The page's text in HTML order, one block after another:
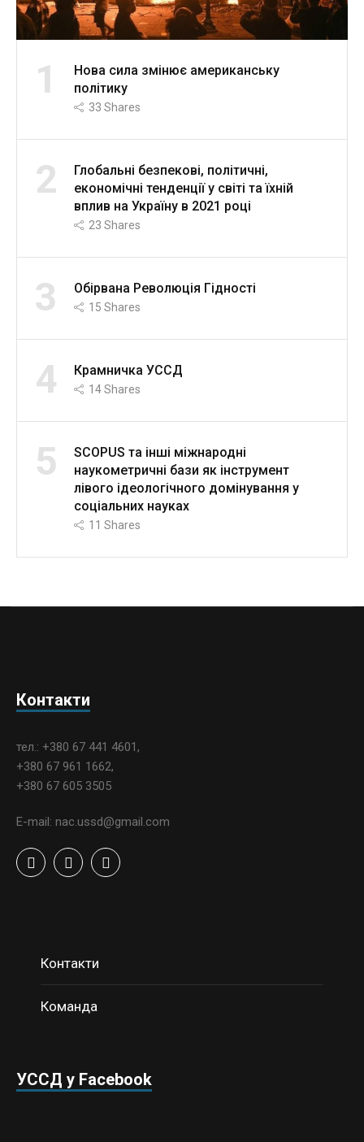
1
Нова сила змінює американську
політику
33 Shares
2
Глобальні безпекові, політичні,
економічні тенденції у світі та їхній
вплив на Україну в 2021 році
23 Shares
3 Обірвана Революція Гідності
15 Shares
4 Крамничка УССД
14Shares
5
SCOPUS та інші міжнародні
наукометричні бази як інструмент
лівого ідеологічного домінування у
соціальних науках
11 Shares
Контакти
тел.: +380 67 441 4601,
+380 67 961 1662,
+380 67 605 3505
E-mail: nac.ussd@gmail.com
Контакти
Команда
УССД у Facebook